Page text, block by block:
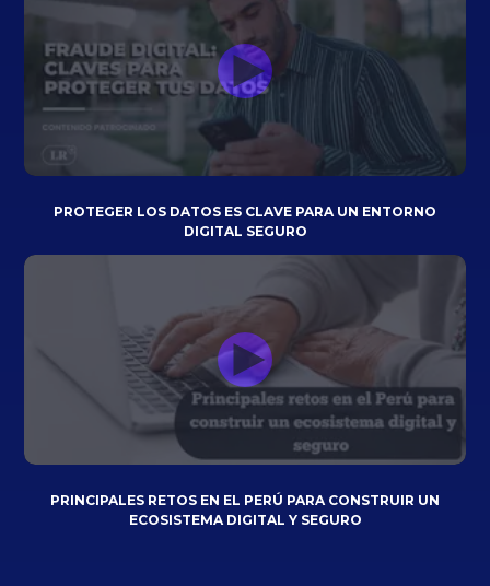
PROTEGER LOS DATOS ES CLAVE PARA UN ENTORNO
DIGITAL SEGURO
PRINCIPALES RETOS EN EL PERÚ PARA CONSTRUIR UN
ECOSISTEMA DIGITAL Y SEGURO